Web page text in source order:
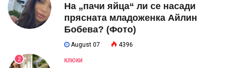
На „пачи яйца“ ли се насади
прясната младоженка Айлин
Бобева? (Фото)
August 07 4396
2 КЛЮКИ